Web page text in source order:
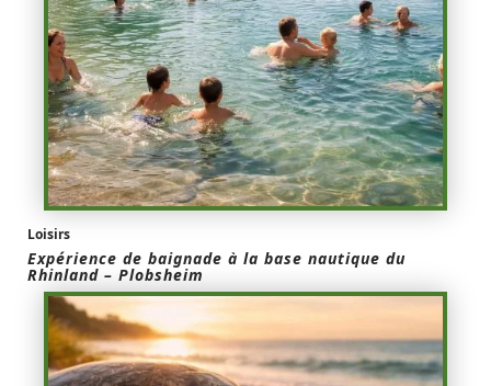
Loisirs
Expérience de baignade à la base nautique du
Rhinland – Plobsheim